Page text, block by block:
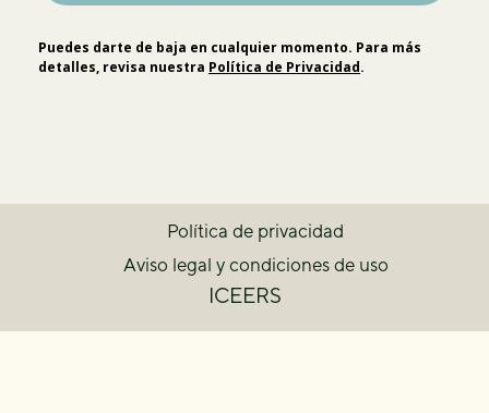
Puedes darte de baja en cualquier momento. Para más
detalles, revisa nuestra Política de Privacidad.
ICEERS
Política de privacidad
Aviso legal y condiciones de uso